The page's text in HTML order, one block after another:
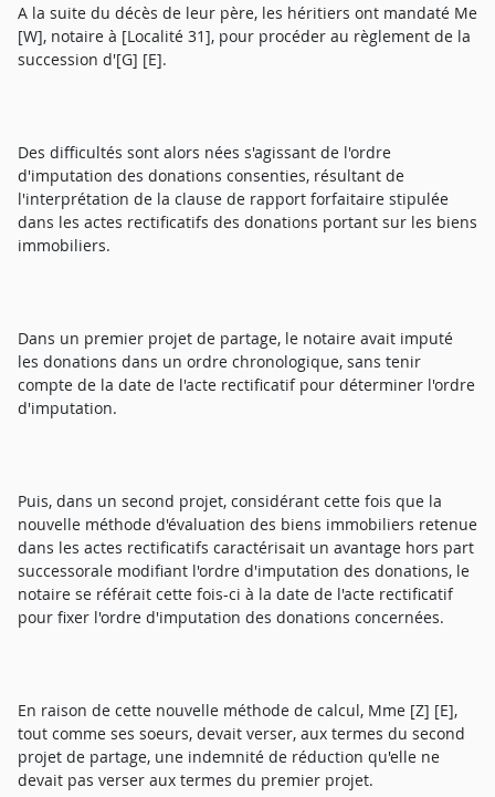
A la suite du décès de leur père, les héritiers ont mandaté Me
[W], notaire à [Localité 31], pour procéder au règlement de la
succession d'[G] [E].
Des difficultés sont alors nées s'agissant de l'ordre
d'imputation des donations consenties, résultant de
l'interprétation de la clause de rapport forfaitaire stipulée
dans les actes rectificatifs des donations portant sur les biens
immobiliers.
Dans un premier projet de partage, le notaire avait imputé
les donations dans un ordre chronologique, sans tenir
compte de la date de l'acte rectificatif pour déterminer l'ordre
d'imputation.
Puis, dans un second projet, considérant cette fois que la
nouvelle méthode d'évaluation des biens immobiliers retenue
dans les actes rectificatifs caractérisait un avantage hors part
successorale modifiant l'ordre d'imputation des donations, le
notaire se référait cette fois-ci à la date de l'acte rectificatif
pour fixer l'ordre d'imputation des donations concernées.
En raison de cette nouvelle méthode de calcul, Mme [Z] [E],
tout comme ses soeurs, devait verser, aux termes du second
projet de partage, une indemnité de réduction qu'elle ne
devait pas verser aux termes du premier projet.